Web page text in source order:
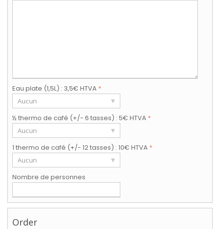
Eau plate (1,5L) : 3,5€ HTVA *
Aucun ▾
½ thermo de café (+/- 6 tasses) : 5€ HTVA *
Aucun ▾
1 thermo de café (+/- 12 tasses) : 10€ HTVA *
Aucun ▾
Nombre de personnes
Order